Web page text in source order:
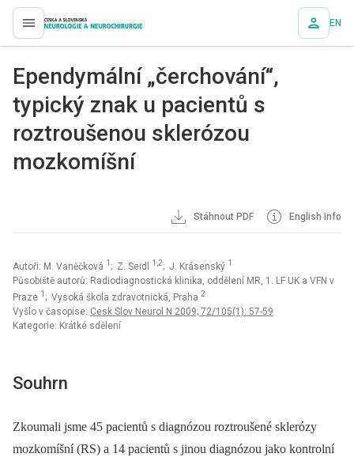
proLékaře.cz EN
Ependymální „čerchování“,
typický znak u pacientů s
roztroušenou sklerózou
mozkomíšní
Stáhnout PDF English info
Autoři: M. Vaněčková 1 ; Z. Seidl 1,2; J. Krásenský 1
Působiště autorů: Radiodiagnostická klinika, oddělení MR, 1. LF UK a VFN v
Praze 1 ; Vysoká škola zdravotnická, Praha 2
Vyšlo v časopise: Cesk Slov Neurol N 2009; 72/105(1): 57-59
Kategorie: Krátké sdělení
Souhrn
Zkoumali jsme 45 pacientů s diagnózou roztroušené sklerózy
mozkomíšní (RS) a 14 pacientů s jinou diagnózou jako kontrolní